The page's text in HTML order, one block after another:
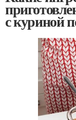
с куриной